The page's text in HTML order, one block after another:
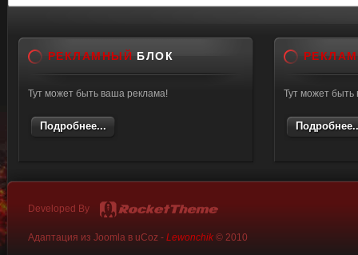
alt=""/></
сайт">Забить
РЕКЛАМНЫЙ БЛОК
Тут может быть ваша реклама!
Подробнее...
Тут может
Developed By
Адаптация из Joomla в uCoz - Lewonchik© 2010